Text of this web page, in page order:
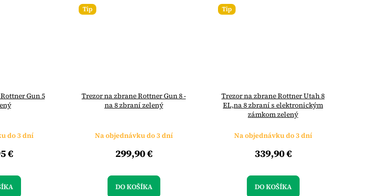
Gun 5
do 3 dní
€
Tip
Trezor na zbrane Rottner Gun 8 -
na 8 zbraní zelený
Na objednávku do 3 dní
299,90 €
DO KOŠÍKA
Tip
Trezor na zbrane Rottner Utah 8
EL,na 8 zbraní s elektronickým
zámkom zelený
Na objednávku do 3 dní
339,90 €
DO KOŠÍKA